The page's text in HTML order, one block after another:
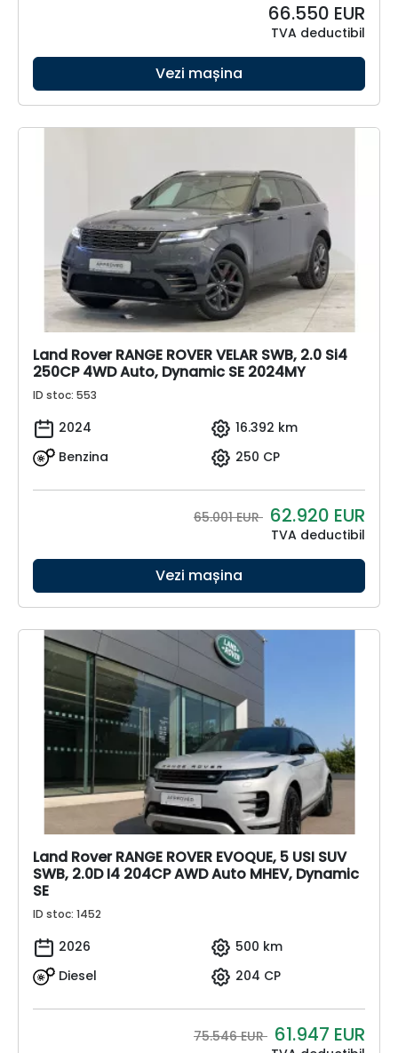
66.550 EUR
TVA deductibil
Vezi mașina
Land Rover RANGE ROVER VELAR SWB, 2.0 Si4
250CP 4WD Auto, Dynamic SE 2024MY
ID stoc: 553
2024
16.392 km
Benzina
250 CP
65.001 EUR 62.920 EUR
TVA deductibil
Vezi mașina
Land Rover RANGE ROVER EVOQUE, 5 USI SUV
SWB, 2.0D I4 204CP AWD Auto MHEV, Dynamic
SE
ID stoc: 1452
2026
500 km
Diesel
204 CP
75.546 EUR 61.947 EUR